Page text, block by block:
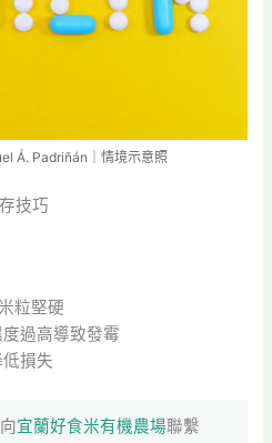
Á. Padriñán｜情境示意照
技巧
粒堅硬
過高導致發霉
損失
宜蘭好食米有機農場聯繫